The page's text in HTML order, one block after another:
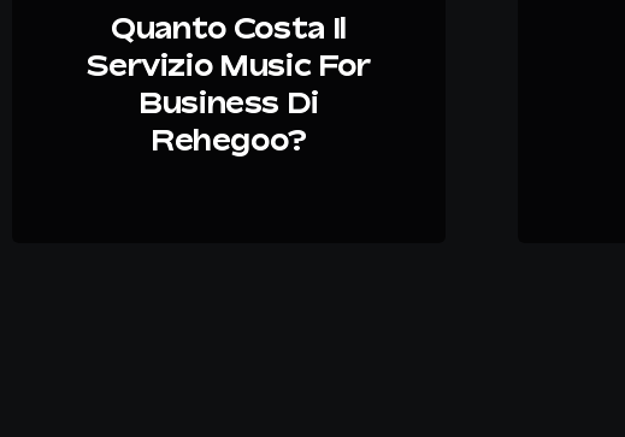
Quanto Costa Il
Servizio Music For
Business Di
Rehegoo?